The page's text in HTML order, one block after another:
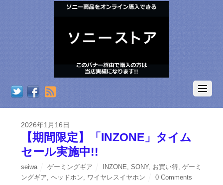
2026年1月16日
【期間限定】「INZONE」タイム
セール実施中!!
seiwa ゲーミングギア INZONE SONY, お買い得, ゲーミ
ングギア ,ヘッドホン ワイヤレスイヤホン 0 Comments